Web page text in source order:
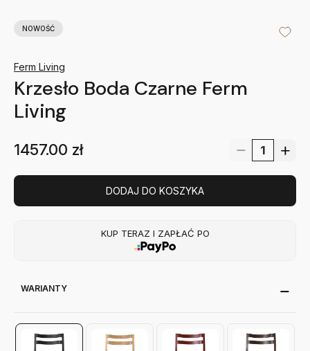
NOWOŚĆ
Ferm Living
Krzesło Boda Czarne Ferm
Living
1457.00 zł
DODAJ DO KOSZYKA
KUP TERAZ I ZAPŁAĆ PO
WARIANTY